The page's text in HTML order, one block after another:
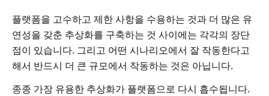
플랫폼을 고수하고 제한 사항을 수용하는 것과 더 많은 유
연성을 갖춘 추상화를 구축하는 것 사이에는 각각의 장단
점이 있습니다. 그리고 어떤 시나리오에서 잘 작동한다고
해서 반드시 더 큰 규모에서 작동하는 것은 아닙니다.
종종 가장 유용한 추상화가 플랫폼으로 다시 흡수됩니다.